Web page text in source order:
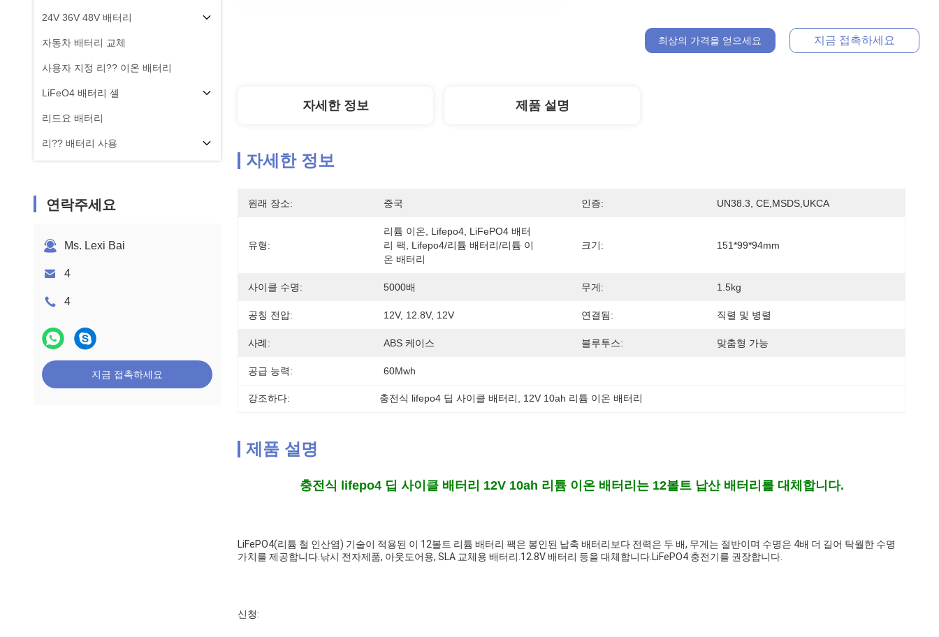
24V 36V 48V 배터리
자동차 배터리 교체
사용자 지정 리?? 이온 배터리
LiFeO4 배터리 셀
리드요 배터리
리?? 배터리 사용
연락주세요
Ms. Lexi Bai
4
4
지금 접촉하세요
최상의 가격을 얻으세요 지금 접촉하세요
자세한 정보 제품 설명
자세한 정보
원래 장소: 중국 인증: UN38.3, CE,MSDS,UKCA
유형:
리튬 이온, Lifepo4, LiFePO4 배터
리 팩, Lifepo4/리튬 배터리/리튬 이
온 배터리
크기: 151*99*94mm
사이클 수명: 5000배 무게: 1.5kg
공칭 전압: 12V, 12.8V, 12V 연결됨: 직렬 및 병렬
사례: ABS 케이스 블루투스: 맞춤형 가능
공급 능력: 60Mwh
강조하다: 충전식 lifepo4 딥 사이클 배터리, 12V 10ah 리튬 이온 배터리
제품 설명
충전식 lifepo4 딥 사이클 배터리 12V 10ah 리튬 이온 배터리는 12볼트 납산 배터리를 대체합니다.
LiFePO4(리튬 철 인산염) 기술이 적용된 이 12볼트 리튬 배터리 팩은 봉인된 납축 배터리보다 전력은 두 배, 무게는 절반이며 수명은 4배 더 길어 탁월한 수명
가치를 제공합니다.낚시 전자제품, 아웃도어용, SLA 교체용 배터리.12.8V 배터리 등을 대체합니다.LiFePO4 충전기를 권장합니다.
신청: